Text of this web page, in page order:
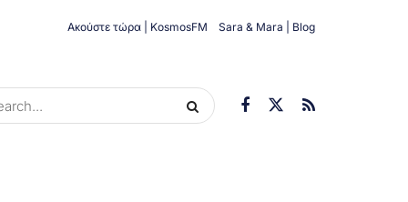
Ακούστε τώρα | KosmosFM Sara & Mara | Blog